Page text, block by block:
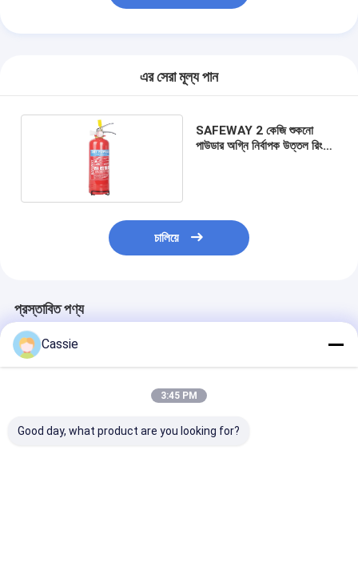
এর সেরা মূল্য পান
SAFEWAY 2 কেজি শুকনো
পাউডার অগ্নি নির্বাপক উত্তল রিং
চালিয়ে
প্রস্তাবিত পণ্য
Cassie
3:45 PM
Good day, what product are you looking for?